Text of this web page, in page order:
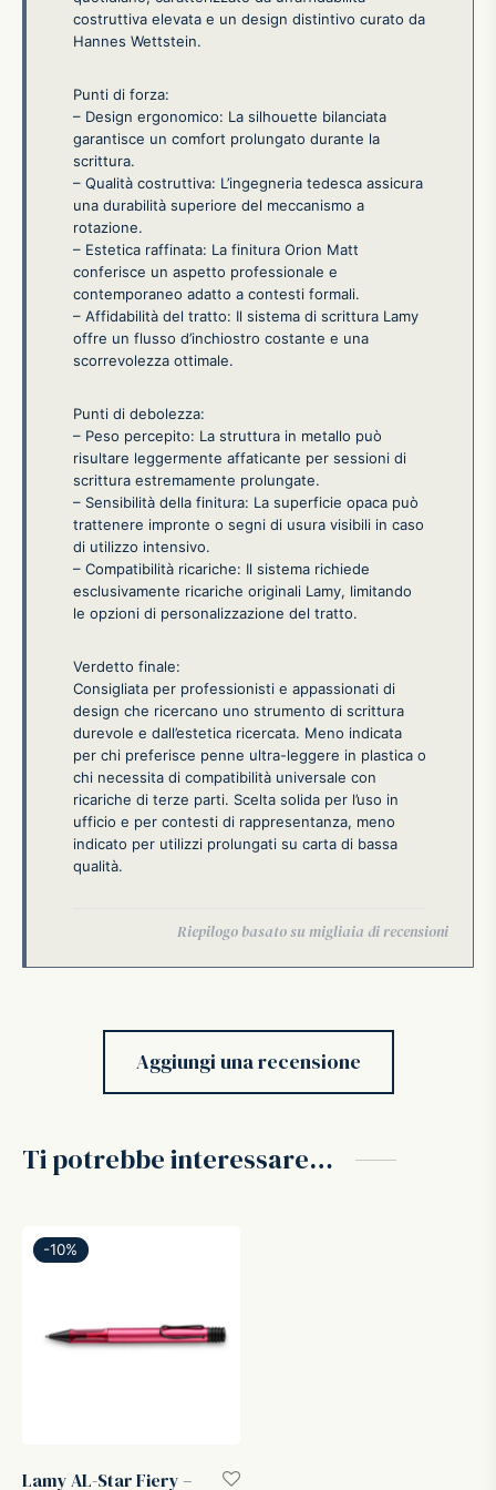
costruttiva elevata e un design distintivo curato da
Hannes Wettstein.
Punti di forza:
– Design ergonomico: La silhouette bilanciata
garantisce un comfort prolungato durante la
scrittura.
– Qualità costruttiva: L’ingegneria tedesca assicura
una durabilità superiore del meccanismo a
rotazione.
– Estetica raffinata: La finitura Orion Matt
conferisce un aspetto professionale e
contemporaneo adatto a contesti formali.
– Affidabilità del tratto: Il sistema di scrittura Lamy
offre un flusso d’inchiostro costante e una
scorrevolezza ottimale.
Punti di debolezza:
– Peso percepito: La struttura in metallo può
risultare leggermente affaticante per sessioni di
scrittura estremamente prolungate.
– Sensibilità della finitura: La superficie opaca può
trattenere impronte o segni di usura visibili in caso
di utilizzo intensivo.
– Compatibilità ricariche: Il sistema richiede
esclusivamente ricariche originali Lamy, limitando
le opzioni di personalizzazione del tratto.
Verdetto finale:
Consigliata per professionisti e appassionati di
design che ricercano uno strumento di scrittura
durevole e dall’estetica ricercata. Meno indicata
per chi preferisce penne ultra-leggere in plastica o
chi necessita di compatibilità universale con
ricariche di terze parti. Scelta solida per l’uso in
ufficio e per contesti di rappresentanza, meno
indicato per utilizzi prolungati su carta di bassa
qualità.
Aggiungi una recensione
Ti potrebbe interessare…
-10%
Lamy AL-Star Fiery –